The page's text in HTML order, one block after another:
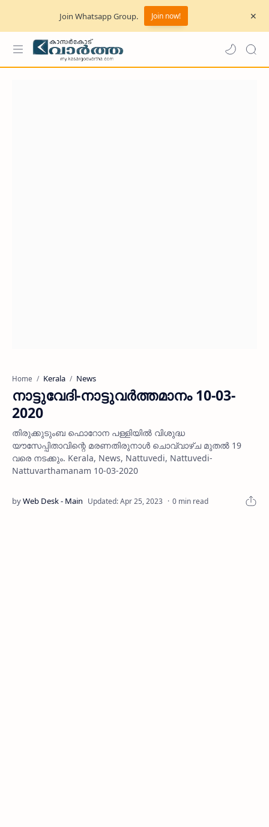
Join Whatsapp Group. Join now!
Home Kerala News
നാട്ടുവേദി-നാട്ടുവര്‍ത്തമാനം 10-03-
2020
തിരുക്കുടുംബ ഫൊറോന പള്ളിയില്‍ വിശുദ്ധ
യൗസേപ്പിതാവിന്റെ മരണതിരുനാള്‍ ചൊവ്വാഴ്ച മുതല്‍ 19
വരെ നടക്കും. Kerala, News, Nattuvedi, Nattuvedi-
Nattuvarthamanam 10-03-2020
0 min read